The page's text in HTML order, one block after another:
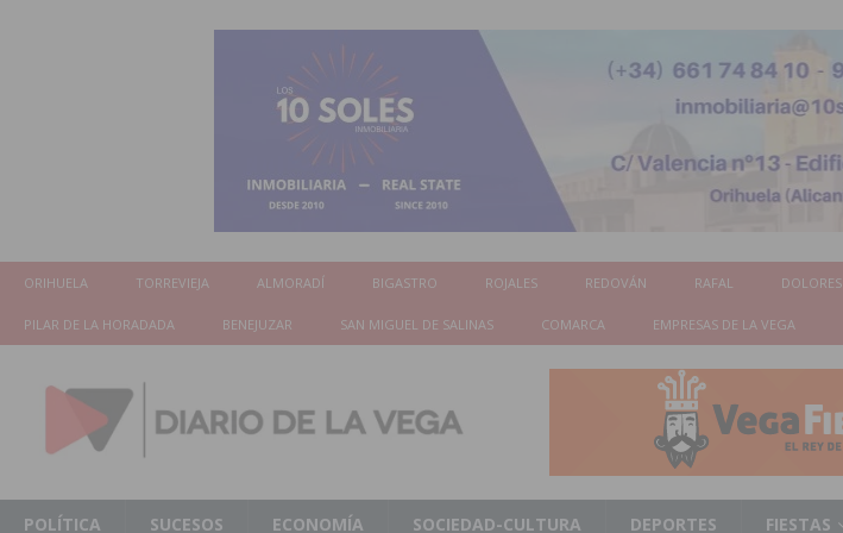
ORIHUELA TORREVIEJA ALMORADÍ BIGASTRO ROJALES REDOVÁN RAFAL DOLORES
PILAR DE LA HORADADA BENEJUZAR SAN MIGUEL DE SALINAS COMARCA EMPRESAS DE LA VEGA
POLÍTICA SUCESOS ECONOMÍA SOCIEDAD-CULTURA DEPORTES FIESTAS